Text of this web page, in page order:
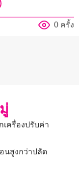
0 ครั้ง
เครื่องปรับค่า
นสูงกว่าปลัด